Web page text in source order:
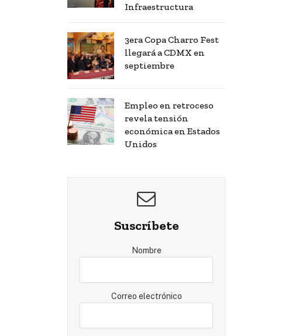
Infraestructura
3era Copa Charro Fest
llegará a CDMX en
septiembre
Empleo en retroceso
revela tensión
económica en Estados
Unidos
Suscríbete
Nombre
Correo electrónico